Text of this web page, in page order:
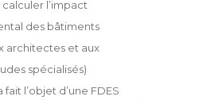
calculer l’impact
des bâtiments
architectes et aux
spécialisés)
fait l’objet d’une FDES